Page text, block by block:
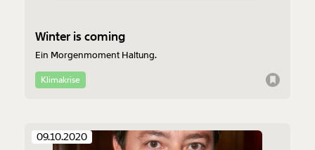
Winter is coming
Ein Morgenmoment Haltung.
Klimakrise
09.10.2020